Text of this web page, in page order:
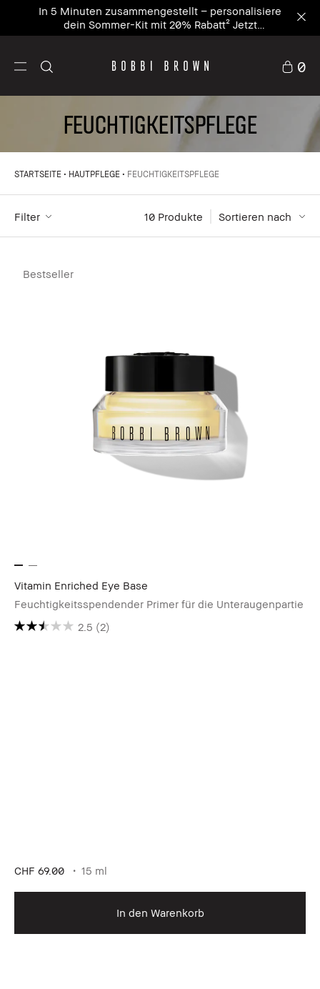
In 5 Minuten zusammengestellt – personalisiere
dein Sommer-Kit mit 20% Rabatt² Jetzt
personalisieren
0
Feuchtigkeitspflege
STARTSEITE HAUTPFLEGE FEUCHTIGKEITSPFLEGE
Filter Sortieren nach
10 Produkte
Bestseller
Vitamin Enriched Eye Base
Feuchtigkeitsspendender Primer für die Unteraugenpartie
2.5 (2)
CHF 69.00 15 ml
In den Warenkorb